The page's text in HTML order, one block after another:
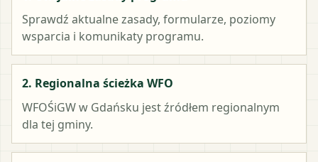
Sprawdź aktualne zasady, formularze, poziomy
wsparcia i komunikaty programu.
2. Regionalna ścieżka WFO
WFOŚiGW w Gdańsku jest źródłem regionalnym
dla tej gminy.